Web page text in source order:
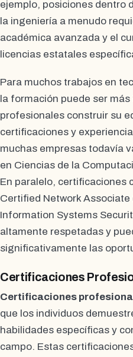
ejemplo, posiciones dentro
la ingeniería a menudo
académica avanzada y el
licencias estatales
Para muchos trabajos en
la formación puede ser
profesionales construir su
certificaciones y
muchas empresas todavía
en Ciencias de la
En paralelo, certificaciones
Certified Network
Information Systems
altamente respetadas y
significativamente las
Certificaciones
Certificaciones
que los individuos
habilidades específicas y
campo. Estas